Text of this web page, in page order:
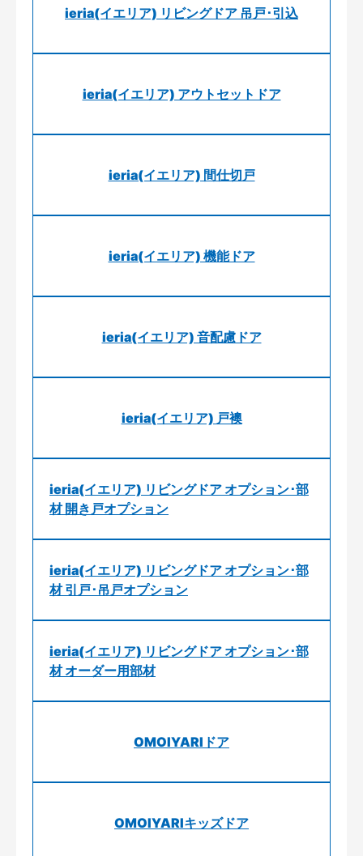
ieria(イエリア) リビングドア 吊戸･引込
ieria(イエリア) アウトセットドア
ieria(イエリア) 間仕切戸
ieria(イエリア) 機能ドア
ieria(イエリア) 音配慮ドア
ieria(イエリア) 戸襖
ieria(イエリア) リビングドア オプション･部
材 開き戸オプション
ieria(イエリア) リビングドア オプション･部
材 引戸･吊戸オプション
ieria(イエリア) リビングドア オプション･部
材 オーダー用部材
OMOIYARIドア
OMOIYARIキッズドア